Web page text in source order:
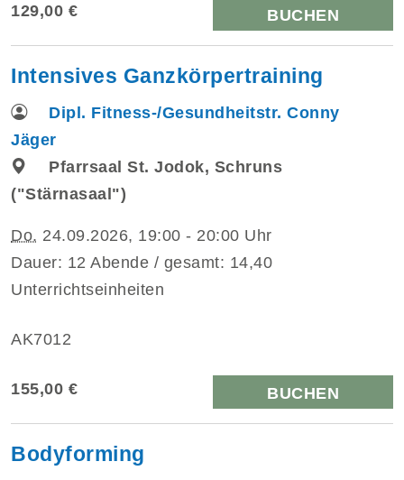
129,00 € BUCHEN
Intensives Ganzkörpertraining
Dipl. Fitness-/Gesundheitstr. Conny
Jäger
Pfarrsaal St. Jodok, Schruns
("Stärnasaal")
Do. 24.09.2026, 19:00 - 20:00 Uhr
Dauer: 12 Abende / gesamt: 14,40
Unterrichtseinheiten
AK7012
155,00 € BUCHEN
Bodyforming